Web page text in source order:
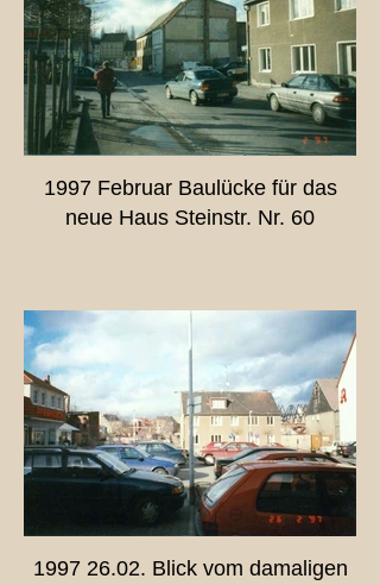
1997 Februar Baulücke für das
neue Haus Steinstr. Nr. 60
1997 26.02. Blick vom damaligen